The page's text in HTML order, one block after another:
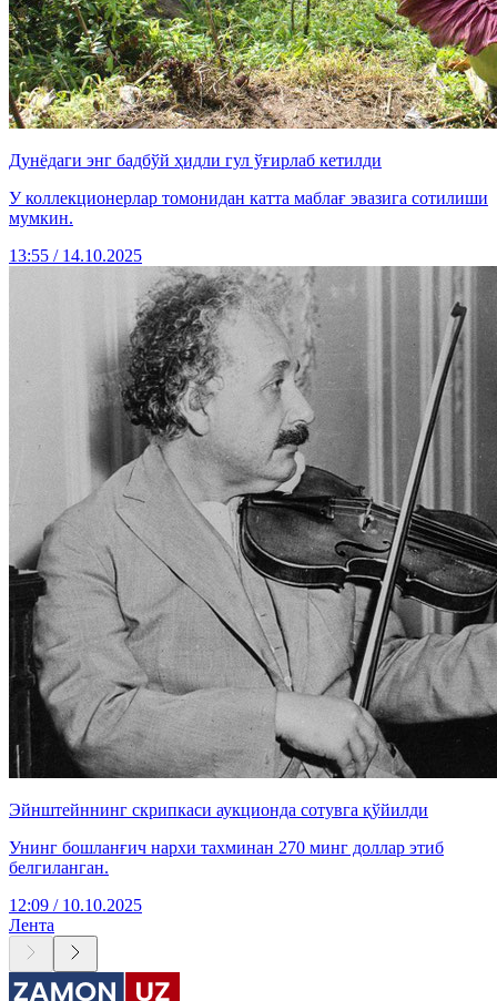
Дунёдаги энг бадбўй ҳидли гул ўғирлаб кетилди
У коллекционерлар томонидан катта маблағ эвазига сотилиши
мумкин.
13:55 / 14.10.2025
Эйнштейннинг скрипкаси аукционда сотувга қўйилди
Унинг бошланғич нархи тахминан 270 минг доллар этиб
белгиланган.
12:09 / 10.10.2025
Лента